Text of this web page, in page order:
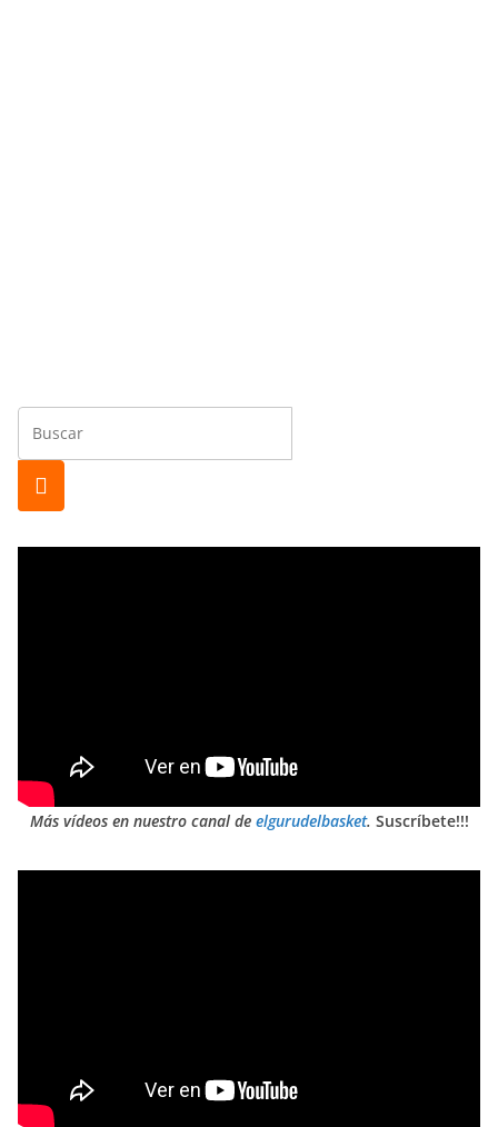
Más vídeos en nuestro canal de elgurudelbasket. Suscríbete!!!